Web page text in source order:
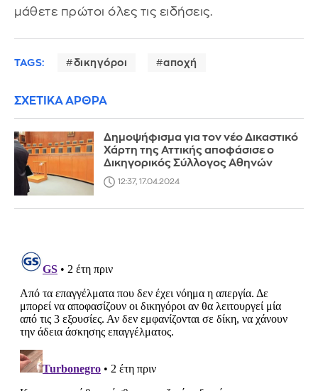
μάθετε πρώτοι όλες τις ειδήσεις.
TAGS: δικηγόροι αποχή
ΣΧΕΤΙΚΑ ΑΡΘΡΑ
Δημοψήφισμα για τον νέο Δικαστικό
Χάρτη της Αττικής αποφάσισε ο
Δικηγορικός Σύλλογος Αθηνών
12:37, 17.04.2024